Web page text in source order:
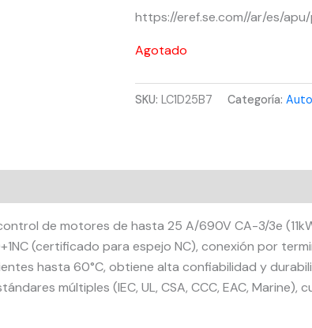
https://eref.se.com//ar/es/
Agotado
SKU: LC1D25B7 Categoría:
de motores de hasta 25 A/690V CA-3/3e
(certificado para espejo NC), conexión por
hasta 60°C, obtiene alta confiabilidad y
múltiples (IEC, UL, CSA, CCC, EAC, Marine),